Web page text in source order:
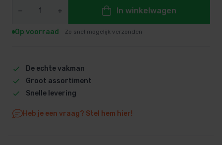
In winkelwagen
Op voorraad Zo snel mogelijk verzonden
De echte vakman
Groot assortiment
Snelle levering
Heb je een vraag? Stel hem hier!